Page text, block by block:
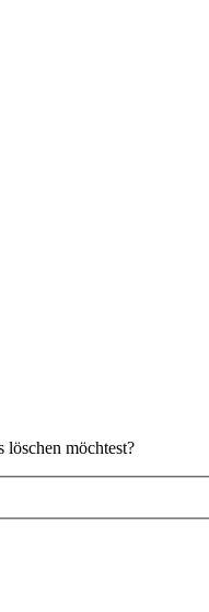
löschen möchtest?